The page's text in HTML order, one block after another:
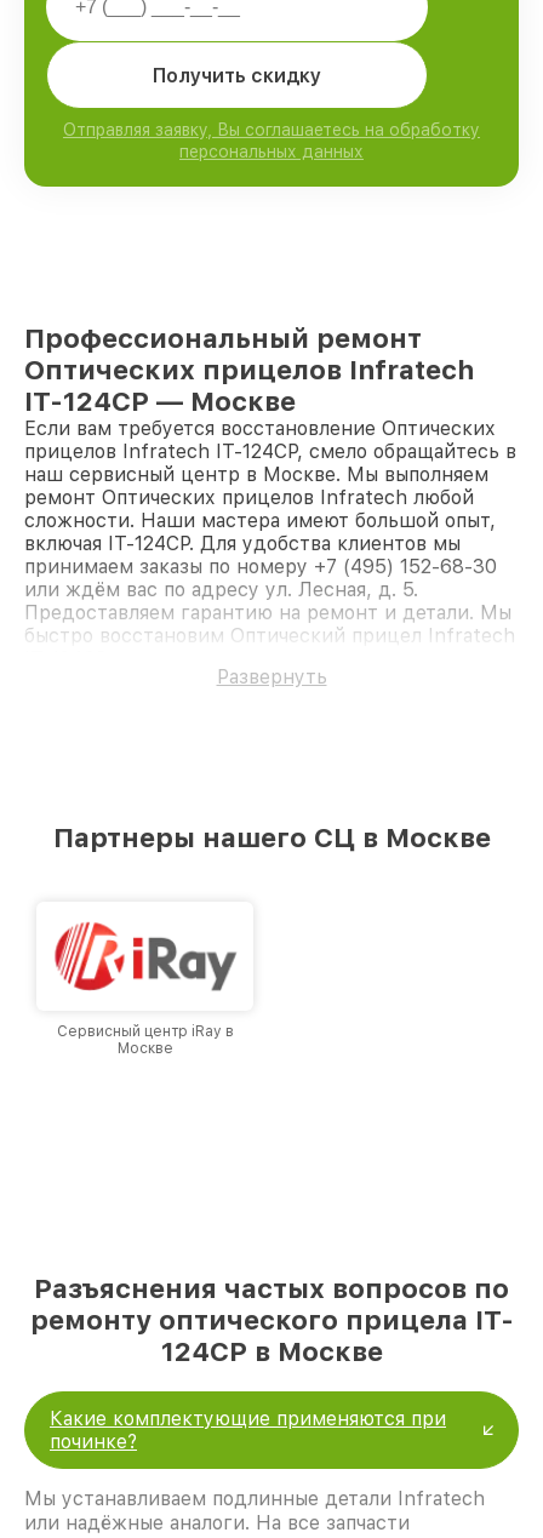
Получить скидку
Отправляя заявку, Вы соглашаетесь на обработку
персональных данных
Профессиональный ремонт
Оптических прицелов Infratech
IT-124CP — Москве
Если вам требуется восстановление Оптических
прицелов Infratech IT-124CP, смело обращайтесь в
наш сервисный центр в Москве. Мы выполняем
ремонт Оптических прицелов Infratech любой
сложности. Наши мастера имеют большой опыт,
включая IT-124CP. Для удобства клиентов мы
принимаем заказы по номеру +7 (495) 152-68-30
или ждём вас по адресу ул. Лесная, д. 5.
Предоставляем гарантию на ремонт и детали. Мы
быстро восстановим Оптический прицел Infratech
Развернуть
Партнеры нашего СЦ в Москве
Сервисный центр iRay в
Москве
Разъяснения частых вопросов по
ремонту оптического прицела IT-
124CP в Москве
Какие комплектующие применяются при
починке?
Мы устанавливаем подлинные детали Infratech
или надёжные аналоги. На все запчасти